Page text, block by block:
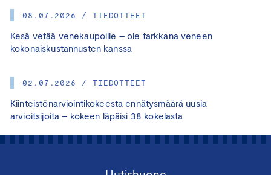
08.07.2026 / TIEDOTTEET
Kesä vetää venekaupoille – ole tarkkana veneen
kokonaiskustannusten kanssa
02.07.2026 / TIEDOTTEET
Kiinteistönarviointikokeesta ennätysmäärä uusia
arvioitsijoita – kokeen läpäisi 38 kokelasta